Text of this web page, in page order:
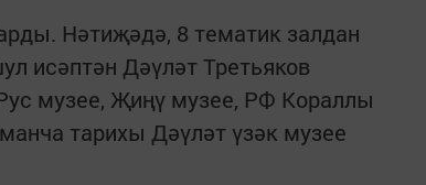
Нәтиҗәдә, 8 тематик залдан
исәптән Дәүләт Третьяков
музее, Җиңү музее, РФ Кораллы
тарихы Дәүләт үзәк музее